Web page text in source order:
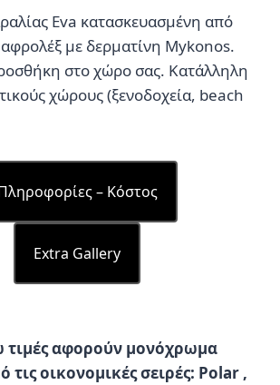
Eva κατασκευασμένη από
με δερματίνη Mykonos.
στο χώρο σας. Κατάλληλη
χώρους (ξενοδοχεία, beach
– Κόστος
Extra Gallery
αφορούν μονόχρωμα
οικονομικές σειρές: Polar ,